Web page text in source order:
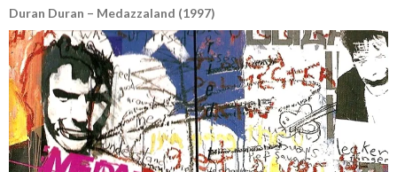
Duran Duran – Medazzaland (1997)